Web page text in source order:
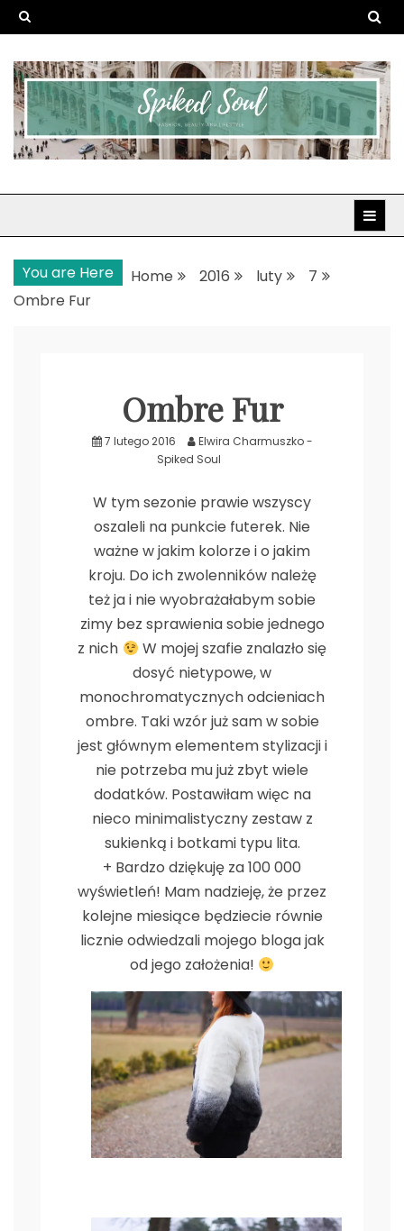
Skip
to
content
Spiked Soul
You are Here Home 2016 luty
7
Ombre Fur
.
Ombre Fur
7 lutego 2016
Elwira Charmuszko -
Spiked Soul
W tym sezonie prawie wszyscy
oszaleli na punkcie futerek. Nie
ważne w jakim kolorze i o jakim
kroju. Do ich zwolenników należę
też ja i nie wyobrażałabym sobie
zimy bez sprawienia sobie jednego
z nich
W mojej szafie znalazło się
dosyć nietypowe, w
monochromatycznych odcieniach
ombre. Taki wzór już sam w sobie
jest głównym elementem stylizacji i
nie potrzeba mu już zbyt wiele
dodatków. Postawiłam więc na
nieco minimalistyczny zestaw z
sukienką i botkami typu lita.
+ Bardzo dziękuję za 100 000
wyświetleń! Mam nadzieję, że przez
kolejne miesiące będziecie równie
licznie odwiedzali mojego bloga jak
od jego założenia!